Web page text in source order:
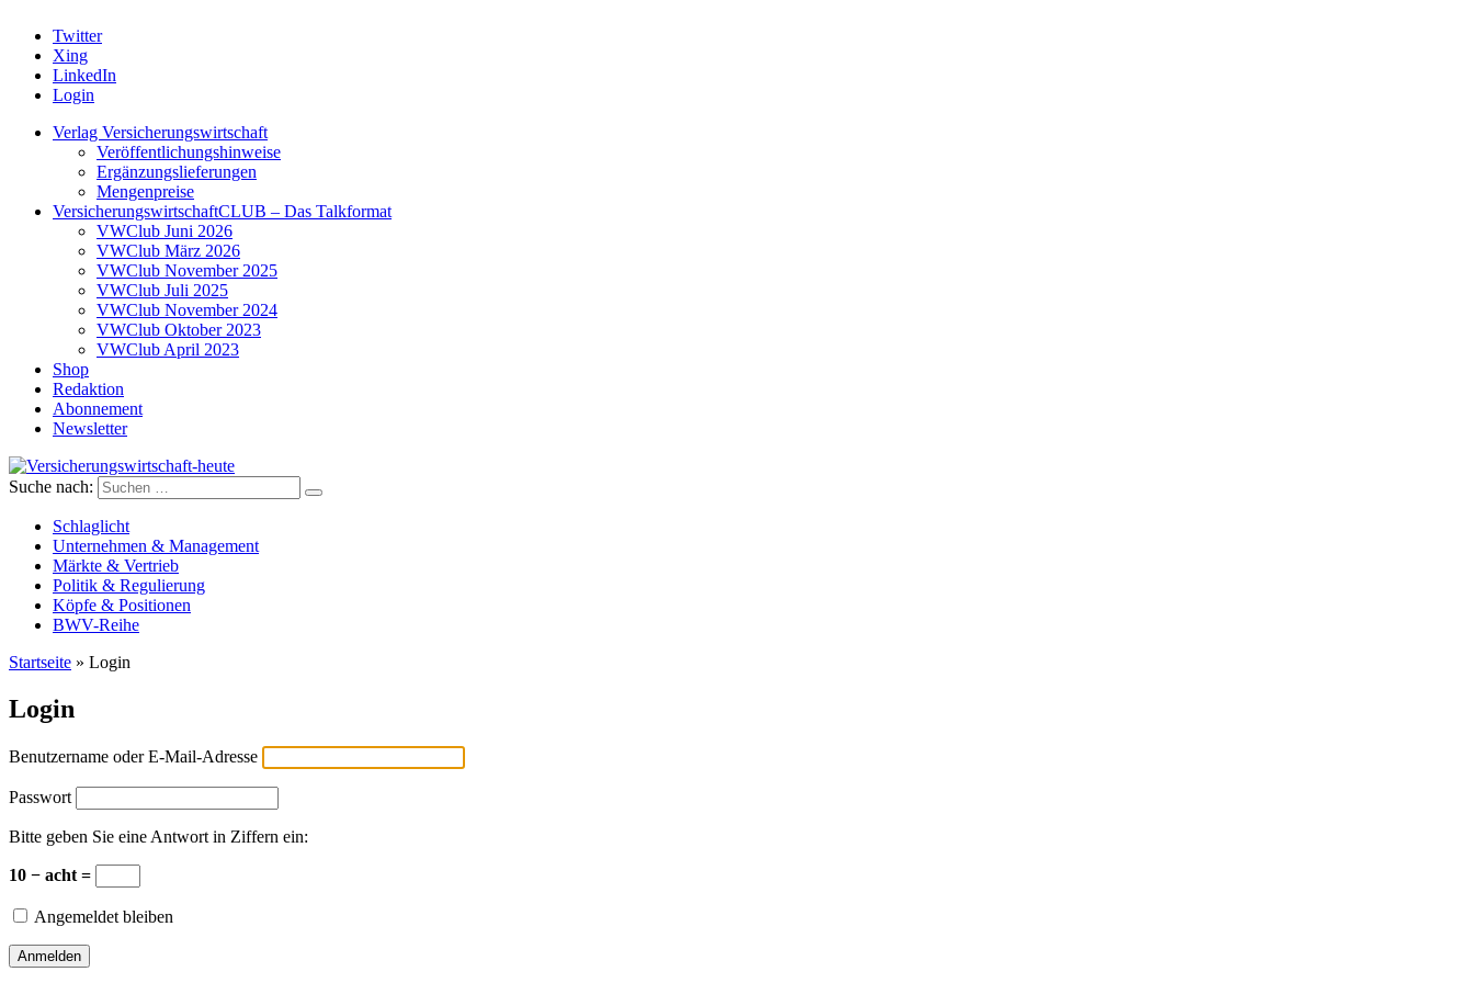
Twitter
Xing
LinkedIn
Login
Verlag Versicherungswirtschaft
Veröffentlichungshinweise
Ergänzungslieferungen
Mengenpreise
VersicherungswirtschaftCLUB – Das Talkformat
VWClub Juni 2026
VWClub März 2026
VWClub November 2025
VWClub Juli 2025
VWClub November 2024
VWClub Oktober 2023
VWClub April 2023
Shop
Redaktion
Abonnement
Newsletter
Versicherungswirtschaft-heute
Suche nach:
Schlaglicht
Unternehmen & Management
Märkte & Vertrieb
Politik & Regulierung
Köpfe & Positionen
BWV-Reihe
Startseite » Login
Login
Benutzername oder E-Mail-Adresse
Passwort
Bitte geben Sie eine Antwort in Ziffern ein:
10 − acht =
Angemeldet bleiben